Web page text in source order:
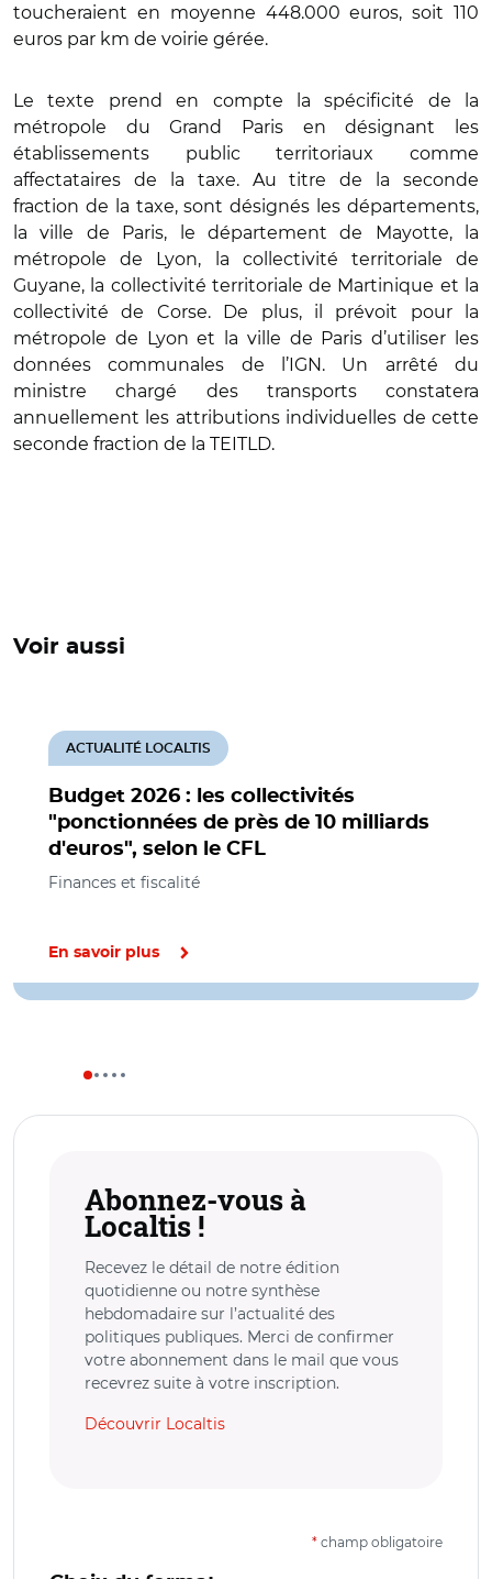
toucheraient en moyenne 448.000 euros, soit 110
euros par km de voirie gérée.
Le texte prend en compte la spécificité de la
métropole du Grand Paris en désignant les
établissements public territoriaux comme
affectataires de la taxe. Au titre de la seconde
fraction de la taxe, sont désignés les départements,
la ville de Paris, le département de Mayotte, la
métropole de Lyon, la collectivité territoriale de
Guyane, la collectivité territoriale de Martinique et la
collectivité de Corse. De plus, il prévoit pour la
métropole de Lyon et la ville de Paris d’utiliser les
données communales de l ’IGN. Un arrêté du
ministre chargé des transports constatera
annuellement les attributions individuelles de cette
seconde fraction de la TEITLD.
Voir aussi
Budget 2026 : les collectivités
"ponctionnées de près de 10 milliards
d'euros", selon le CFL
ACTUALITÉ LOCALTIS
Finances et fiscalité
En savoir plus
Abonnez-vous à
Localtis !
Recevez le détail de notre édition
quotidienne ou notre synthèse
hebdomadaire sur l’actualité des
politiques publiques. Merci de confirmer
votre abonnement dans le mail que vous
recevrez suite à votre inscription.
Découvrir Localtis
* champ obligatoire